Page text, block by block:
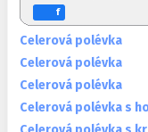
f
Celerová polévka
Celerová polévka
Celerová polévka
Celerová polévka s